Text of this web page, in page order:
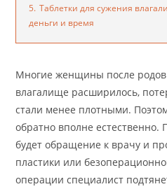
5. Таблетки для сужения
деньги и время
Многие женщины после
влагалище расширилось,
стали менее плотными.
обратно вполне
будет обращение к врачу и
пластики или
операции специалист